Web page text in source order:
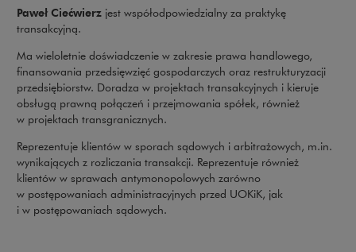
Paweł Ciećwierz jest współodpowiedzialny za praktykę
transakcyjną.
Ma wieloletnie doświadczenie w zakresie prawa handlowego,
finansowania przedsięwzięć gospodarczych oraz restrukturyzacji
przedsiębiorstw. Doradza w projektach transakcyjnych i kieruje
obsługą prawną połączeń i przejmowania spółek, również
w projektach transgranicznych.
Reprezentuje klientów w sporach sądowych i arbitrażowych, m.in.
wynikających z rozliczania transakcji. Reprezentuje również
klientów w sprawach antymonopolowych zarówno
w postępowaniach administracyjnych przed UOKiK, jak
i w postępowaniach sądowych.